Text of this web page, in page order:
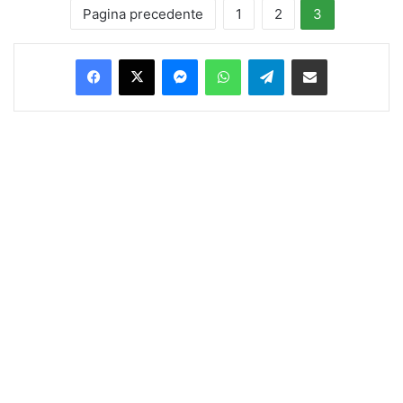
Pagina precedente 1 2 3
Facebook
X MessengerWhatsAppTelegramCondividi via Email